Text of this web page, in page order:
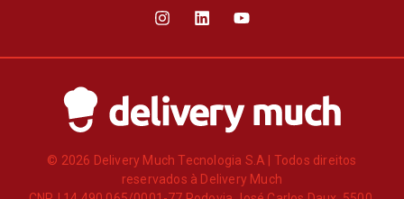
© 2026 Delivery Much Tecnologia S.A | Todos direitos
reservados à Delivery Much